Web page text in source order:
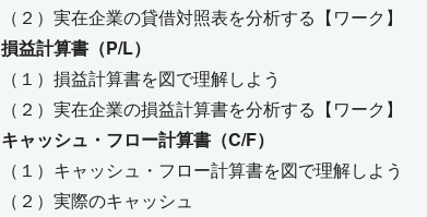
（２）実在企業の貸借対照表を分析する【ワーク】
損益計算書（P/L）
（１）損益計算書を図で理解しよう
（２）実在企業の損益計算書を分析する【ワーク】
キャッシュ・フロー計算書（C/F）
（１）キャッシュ・フロー計算書を図で理解しよう
（２）実際のキャッシュ